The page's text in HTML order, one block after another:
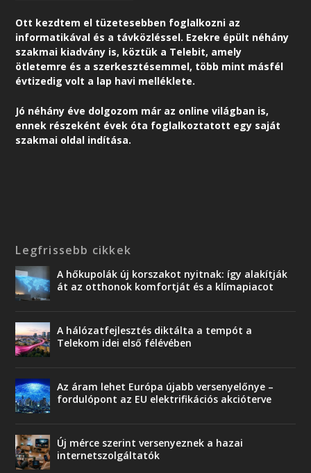
Ott kezdtem el tüzetesebben foglalkozni az
informatikával és a távközléssel. Ezekre épült néhány
szakmai kiadvány is, köztük a Telebit, amely
ötletemre és a szerkesztésemmel, több mint másfél
évtizedig volt a lap havi melléklete.
Jó néhány éve dolgozom már az online világban is,
ennek részeként évek óta foglalkoztatott egy saját
szakmai oldal indítása.
Legfrissebb cikkek
A hőkupolák új korszakot nyitnak: így alakítják
át az otthonok komfortját és a klímapiacot
A hálózatfejlesztés diktálta a tempót a
Telekom idei első félévében
Az áram lehet Európa újabb versenyelőnye –
fordulópont az EU elektrifikációs akcióterve
Új mérce szerint versenyeznek a hazai
internetszolgáltatók